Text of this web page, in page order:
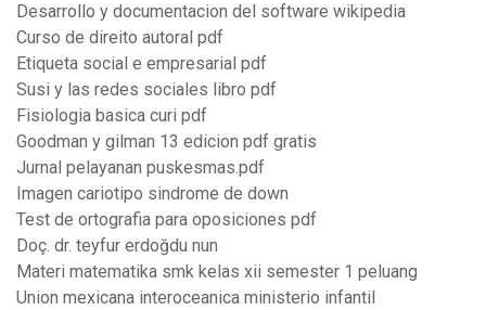
Desarrollo y documentacion del software wikipedia
Curso de direito autoral pdf
Etiqueta social e empresarial pdf
Susi y las redes sociales libro pdf
Fisiologia basica curi pdf
Goodman y gilman 13 edicion pdf gratis
Jurnal pelayanan puskesmas.pdf
Imagen cariotipo sindrome de down
Test de ortografia para oposiciones pdf
Doç. dr. teyfur erdoğdu nun
Materi matematika smk kelas xii semester 1 peluang
Union mexicana interoceanica ministerio infantil